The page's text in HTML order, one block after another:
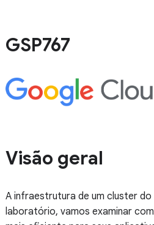
GSP767
Visão geral
A infraestrutura de um cluster do
laboratório, vamos examinar